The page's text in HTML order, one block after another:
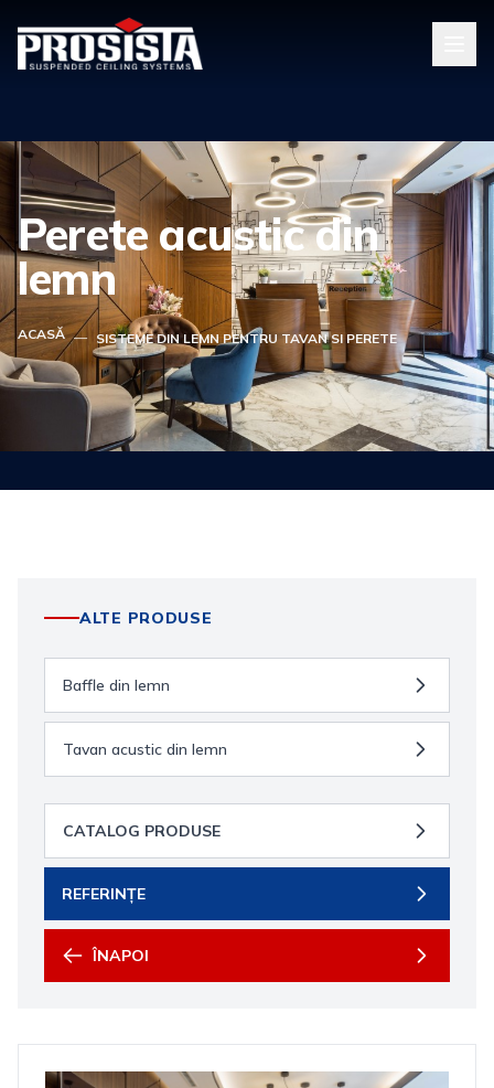
Perete acustic din
lemn
ACASĂ — SISTEME DIN LEMN PENTRU TAVAN SI PERETE
ALTE PRODUSE
Baffle din lemn
Tavan acustic din lemn
CATALOG PRODUSE
REFERINȚE
ÎNAPOI